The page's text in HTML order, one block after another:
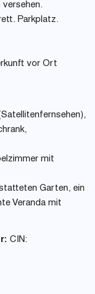
versehen.
Parkplatz.
vor Ort
mit
Garten, ein
Veranda mit
CIN: